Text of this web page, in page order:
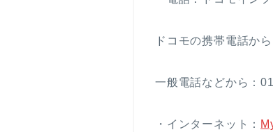
ドコモの携帯電話か
一般電話などから：
・インターネット：